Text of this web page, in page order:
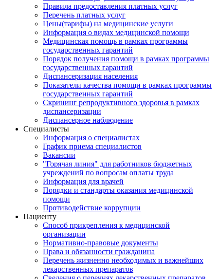
Правила предоставления платных услуг
Перечень платных услуг
Цены(тарифы) на медицинские услуги
Информация о видах медицинской помощи
Медицинская помощь в рамках программы
государственных гарантий
Порядок получения помощи в рамках программы
государственных гарантий
Диспансеризация населения
Показатели качества помощи в рамках программы
государственных гарантий
Скрининг репродуктивного здоровья в рамках
диспансеризации
Диспансерное наблюдение
Специалисты
Информация о специалистах
График приема специалистов
Вакансии
"Горячая линия" для работников бюджетных
учреждений по вопросам оплаты труда
Информация для врачей
Порядки и стандарты оказания медицинской
помощи
Противодействие коррупции
Пациенту
Способ прикрепления к медицинской
организации
Нормативно-правовые документы
Права и обязанности гражданина
Перечень жизненно необходимых и важнейших
лекарственных препаратов